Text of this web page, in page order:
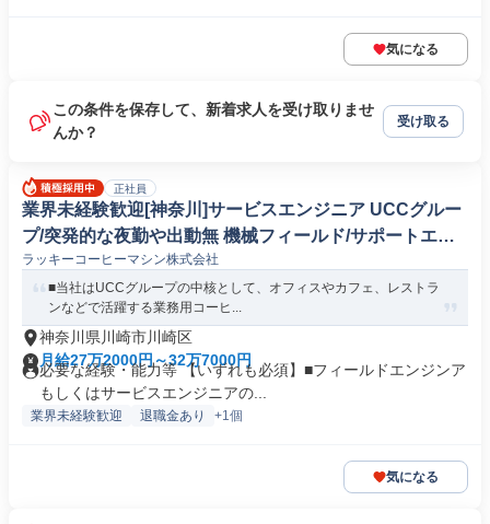
気になる
この条件を保存して、新着求人を受け取りませ
んか？
受け取る
正社員
業界未経験歓迎[神奈川]サービスエンジニア UCCグルー
プ/突発的な夜勤や出動無 機械フィールド/サポートエン
ジニア
ラッキーコーヒーマシン株式会社
■当社はUCCグループの中核として、オフィスやカフェ、レストラ
ンなどで活躍する業務用コーヒ...
神奈川県川崎市川崎区
月給27万2000円～32万7000円
必要な経験・能力等 【いずれも必須】■フィールドエンジンア
もしくはサービスエンジニアの...
業界未経験歓迎 退職金あり +1個
気になる